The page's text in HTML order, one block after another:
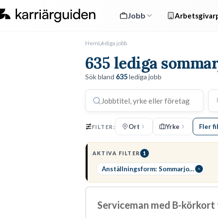
Jobb
HemLediga jobb
635 lediga
Sök bland 635lediga jobb
FILTER: Ort Yrke Fler
AKTIVA FILTER 1
Anställningsform: Sommarjobb
Serviceman med B-körkort